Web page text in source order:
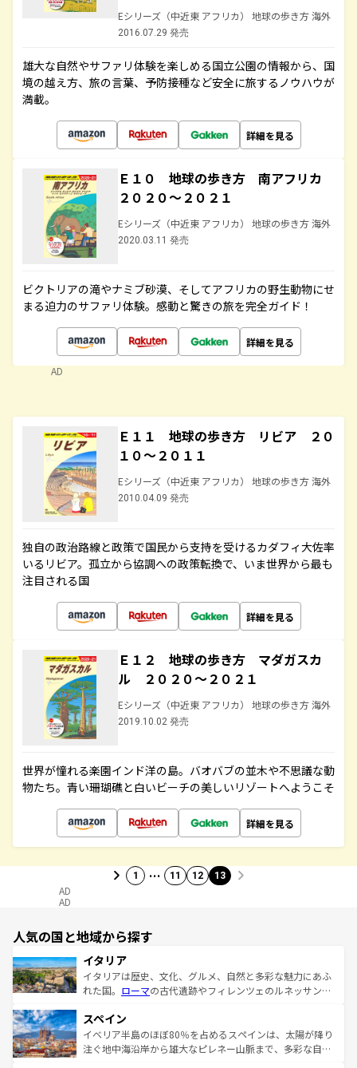
Eシリーズ（中近東 アフリカ） 地球の歩き方 海外
2016.07.29 発売
雄大な自然やサファリ体験を楽しめる国立公園の情報から、国
境の越え方、旅の言葉、予防接種など安全に旅するノウハウが
満載。
詳細を見る
Ｅ１０ 地球の歩き方 南アフリカ
２０２０～２０２１
Eシリーズ（中近東 アフリカ） 地球の歩き方 海外
2020.03.11 発売
ビクトリアの滝やナミブ砂漠、そしてアフリカの野生動物にせ
まる迫力のサファリ体験。感動と驚きの旅を完全ガイド！
詳細を見る
AD
Ｅ１１ 地球の歩き方 リビア ２０
１０～２０１１
Eシリーズ（中近東 アフリカ） 地球の歩き方 海外
2010.04.09 発売
独自の政治路線と政策で国民から支持を受けるカダフィ大佐率
いるリビア。孤立から協調への政策転換で、いま世界から最も
注目される国
詳細を見る
Ｅ１２ 地球の歩き方 マダガスカ
ル ２０２０～２０２１
Eシリーズ（中近東 アフリカ） 地球の歩き方 海外
2019.10.02 発売
世界が憧れる楽園インド洋の島。バオバブの並木や不思議な動
物たち。青い珊瑚礁と白いビーチの美しいリゾートへようこそ
詳細を見る
1 … 11 12 13
AD
AD
人気の国と地域から探す
イタリア
イタリアは歴史、文化、グルメ、自然と多彩な魅力にあふ
れた国。 ローマの古代遺跡やフィレンツェのルネッサンス
ろん、トスカーナの美しい田園風景やアマルフィ海岸の絶
景など、自然景観も見逃せない。観光の合間には、本場の
ピザやパスタなど、絶品のイタリア料理を堪能することも
スペイン
イベリア半島のほぼ80％を占めるスペインは、太陽が降り
注ぐ地中海沿岸から雄大なピレネー山脈まで、多彩な自然